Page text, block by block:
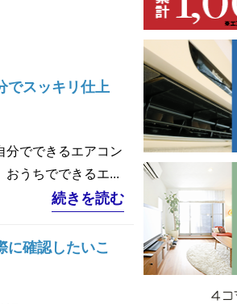
でスッキリ仕上
分でできるエアコン
おうちでできるエ...
続きを読む
に確認したいこ